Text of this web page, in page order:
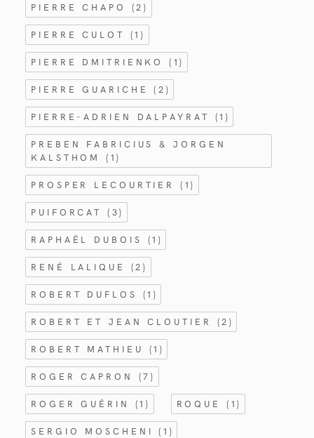
PIERRE CHAPO (2)
PIERRE CULOT (1)
PIERRE DMITRIENKO(1)
PIERRE GUARICHE(2)
PIERRE-ADRIEN DALPAYRAT (1)
PREBEN FABRICIUS & JORGEN
KALSTHOM(1)
PROSPER LECOURTIER(1)
PUIFORCAT (3)
RAPHAËL DUBOIS (1)
RENÉ LALIQUE (2)
ROBERT DUFLOS (1)
ROBERT ET JEAN CLOUTIER (2)
ROBERT MATHIEU (1)
ROGER CAPRON (7)
ROGER GUÉRIN (1) ROQUE (1)
SERGIO MOSCHENI(1)